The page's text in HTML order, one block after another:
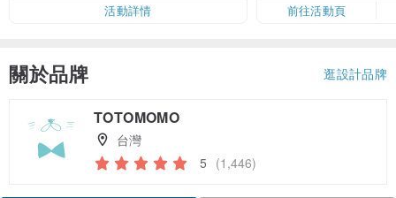
活動詳情
前往活動頁
關於品牌 逛設計品牌
TOTOMOMO
台灣
5 (1,446)